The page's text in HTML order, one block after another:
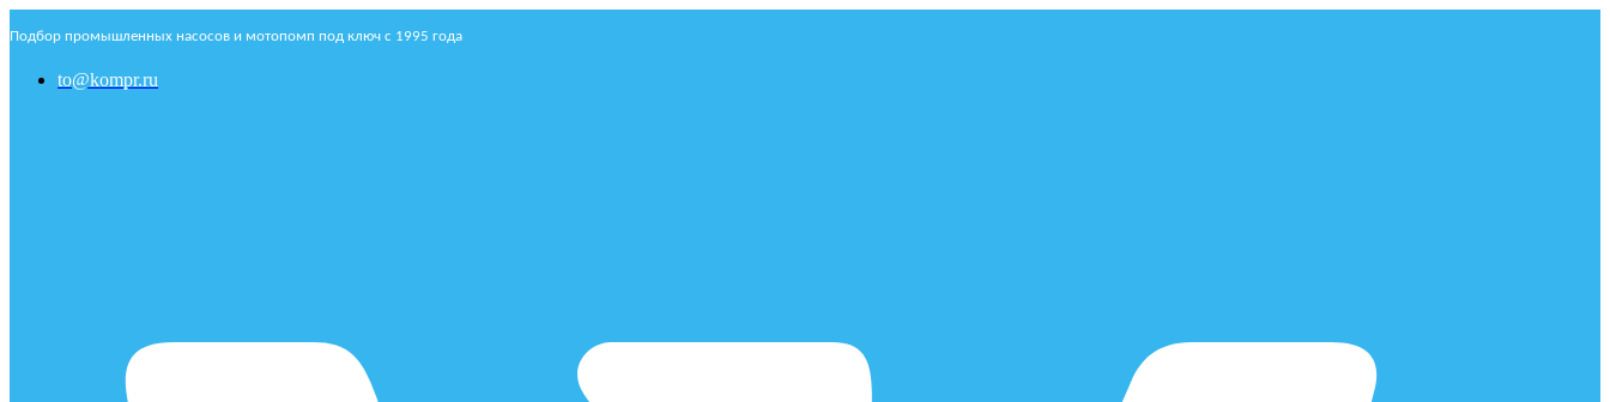
Подбор промышленных насосов и мотопомп под ключ с 1995 года
to@kompr.ru